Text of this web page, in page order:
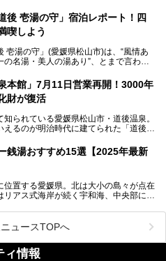
ロッカーや工具、給水サービスなど、旅
ぷり。お風呂は内湯から半露天、サウ
々空間。泉質も温度もバリエーション豊
選してお届けします。読めばきっと、行
いなし！
後 壱湯の守」宿泊レポート！四
喫しよう
壱湯の守」(愛媛県松山市)は、“風情あ
名湯・美人の湯あり”、とまで言われ
活から隔離された非日常感を味わえま
温泉ライターである筆者自ら宿泊し、名
明の湯」の全浴槽をご紹介。また、パブ
ます！
本館」7月11日営業再開！3000年
財が復活
知られている愛媛県松山市・道後温泉。
るのが明治時代に建てられた「道後温
終わり、いよいよ2024年7月11日から
ます。
銭湯おすすめ15選【2025年最新
位置する愛媛県。北は大小の島々が点在
アス式海岸が続く宇和海、中央部には
候が魅力の県です。
われる道後温泉を筆頭に、多くの温泉が
パー銭湯も豊富です。中には、中四国地
施設も。今回は、愛媛県の誇るスーパー
ました。
ュースTOPへ
ィ情報